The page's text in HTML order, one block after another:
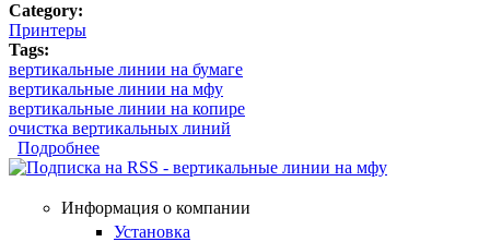
Category:
Принтеры
Tags:
вертикальные линии на бумаге
вертикальные линии на мфу
вертикальные линии на копире
очистка вертикальных линий
Подробнее
Информация о компании
Установка